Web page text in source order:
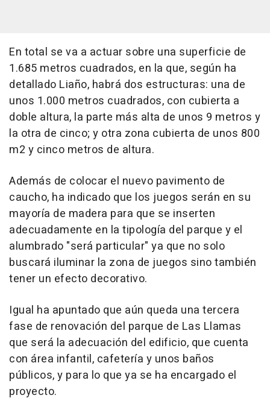
En total se va a actuar sobre una superficie de
1.685 metros cuadrados, en la que, según ha
detallado Liaño, habrá dos estructuras: una de
unos 1.000 metros cuadrados, con cubierta a
doble altura, la parte más alta de unos 9 metros y
la otra de cinco; y otra zona cubierta de unos 800
m2 y cinco metros de altura.
Además de colocar el nuevo pavimento de
caucho, ha indicado que los juegos serán en su
mayoría de madera para que se inserten
adecuadamente en la tipología del parque y el
alumbrado "será particular" ya que no solo
buscará iluminar la zona de juegos sino también
tener un efecto decorativo.
Igual ha apuntado que aún queda una tercera
fase de renovación del parque de Las Llamas
que será la adecuación del edificio, que cuenta
con área infantil, cafetería y unos baños
públicos, y para lo que ya se ha encargado el
proyecto.